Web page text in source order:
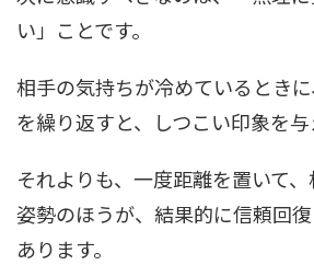
い」ことです。
相手の気持ちが冷めているとき
を繰り返すと、しつこい印象を与
それよりも、一度距離を置いて
姿勢のほうが、結果的に信頼回
あります。